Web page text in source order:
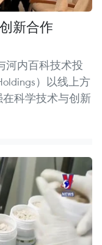
新合作
河内百科技术投
）以线上方
科学技术与创新